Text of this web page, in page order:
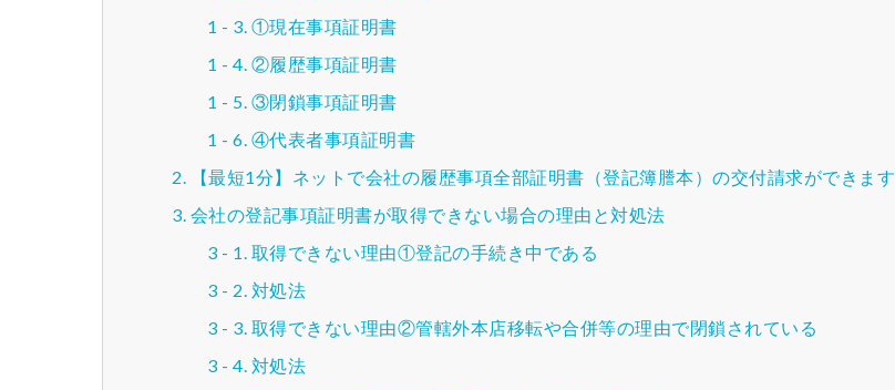
①現在事項証明書
②履歴事項証明書
③閉鎖事項証明書
④代表者事項証明書
【最短1分】ネットで会社の履歴事項全部証明書（登記簿謄本）の交付請求ができます
会社の登記事項証明書が取得できない場合の理由と対処法
取得できない理由①登記の手続き中である
対処法
取得できない理由②管轄外本店移転や合併等の理由で閉鎖されている
対処法